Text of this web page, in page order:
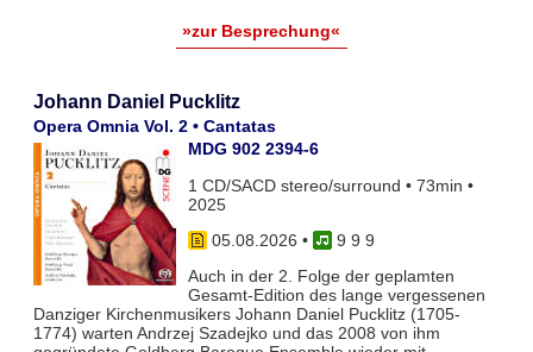
»zur Besprechung«
Johann Daniel Pucklitz
Opera Omnia Vol. 2 • Cantatas
MDG 902 2394-6
1 CD/SACD stereo/surround • 73min •
2025
05.08.2026 •
9 9 9
Auch in der 2. Folge der geplamten
Gesamt-Edition des lange vergessenen
Danziger Kirchenmusikers Johann Daniel Pucklitz (1705-
1774) warten Andrzej Szadejko und das 2008 von ihm